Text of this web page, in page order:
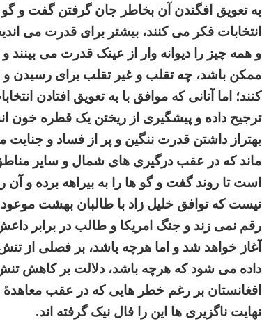
به تعویق افگندن آن بخاطر جان گرفتن گفت و گو
انتخابات فکر می کنند، بیشتر برای قدرت می
و همه چیز را دیوانه وار از عینک قدرت می
ممکن باشد، چه تقلب و غیر تقلب برای رسیدن
کنند؛ اما آنانی که موافق با به تعویق افتادن
ترجیح داده و پیشگیری از ریختن یک قطره خون
بهتراز داشتن قدرت ننگین و پر از فساد و جنایت
ماند که در عقب درگیری های شمال و سایر
است تا روند گفت و گو ها را به بیراهه برده و
نیست که توافق خلیل زاد با طالبان بهشت
رقم نمی زند و جنگ امریکا و طالب در برابر
آغاز خواهد شد و اما هرچه باشد، بر فصلی از
داده می شود که هرچه باشد، دلالت بر کاهش
افغانستان بر رغم خطر هایی که در عقب معاهدۀ
نهایت ناگزیری ها این را فال نیک گرفته اند.